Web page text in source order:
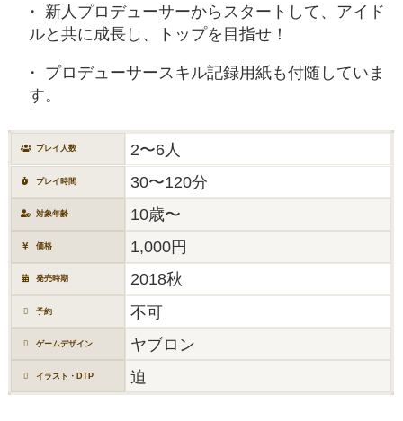
新人プロデューサーからスタートして、アイド
ルと共に成長し、トップを目指せ！
プロデューサースキル記録用紙も付随していま
す。
プレイ人数 2〜6人
プレイ時間 30〜120分
対象年齢 10歳〜
価格 1,000円
発売時期 2018秋
予約 不可
ゲームデザイン ヤブロン
イラスト・DTP 迫